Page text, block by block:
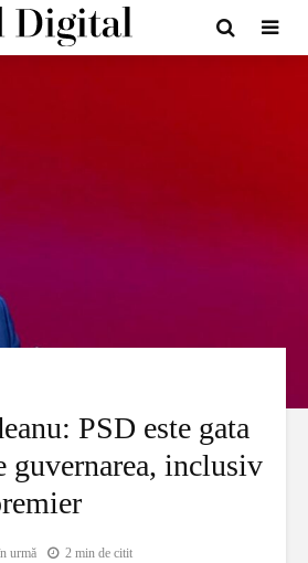
PSD este gata
guvernarea, inclusiv
urmă 2 min de citit